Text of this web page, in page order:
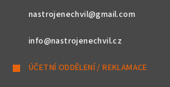
nastrojenechvil@gmail.com
info@nastrojenechvil.cz
ÚČETNÍ ODDĚLENÍ / REKLAMACE